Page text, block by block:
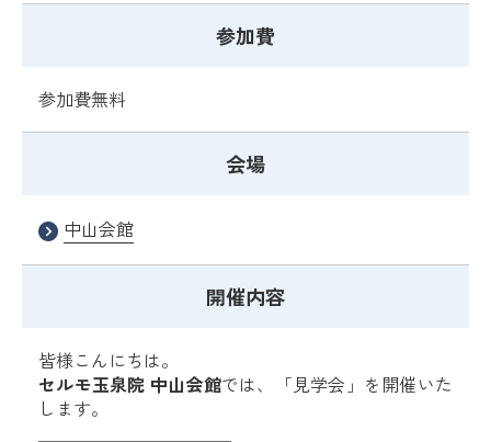
参加費
参加費無料
会場
中山会館
開催内容
皆様こんにちは。
セルモ玉泉院 中山会館では、「見学会」を開催いた
します。